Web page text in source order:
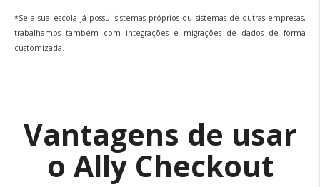
*Se a sua escola já possui sistemas próprios ou sistemas de outras empresas,
trabalhamos também com integrações e migrações de dados de forma
customizada.
Vantagens de usar
o Ally Checkout